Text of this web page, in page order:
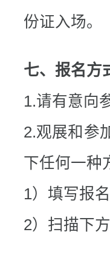
份证入场。
七、报名方
1.请有意向
2.观展和参
下任何一种
1）填写报
2）扫描下